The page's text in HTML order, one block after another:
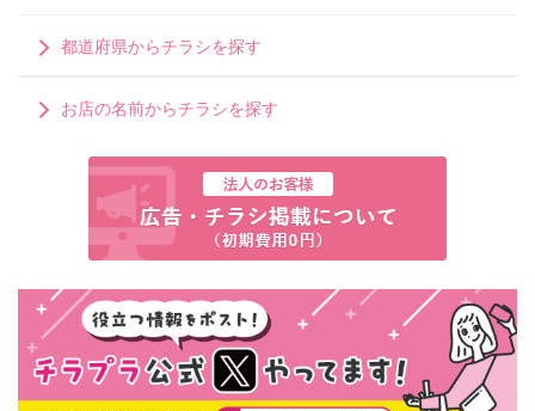
都道府県からチラシを探す
お店の名前からチラシを探す